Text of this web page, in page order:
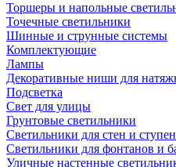
Торшеры и напольные
Точечные светильники
Шинные и струнные системы
Комплектующие
Лампы
Декоративные ниши для
Подсветка
Свет для улицы
Грунтовые светильники
Светильники для стен и
Светильники для фонтанов и
Уличные настенные